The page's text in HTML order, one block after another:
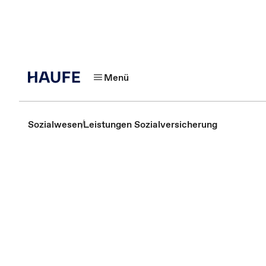
Menü
SozialwesenLeistungen Sozialversicherung